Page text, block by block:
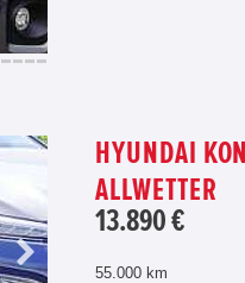
HYUNDAI
ALLWETTER
13.890 €
55.000 km